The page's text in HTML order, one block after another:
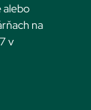
alebo
na
v